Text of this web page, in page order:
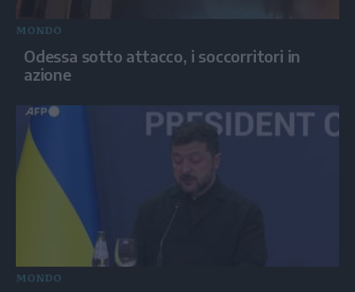
MONDO
Odessa sotto attacco, i soccorritori in
azione
MONDO